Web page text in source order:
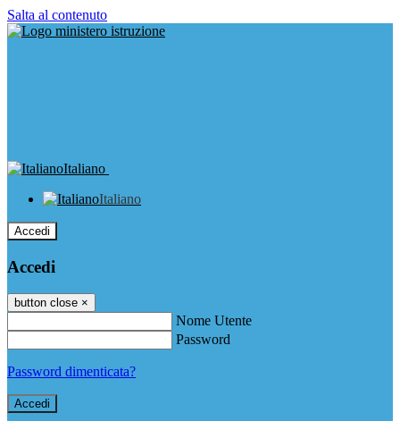
Salta al contenuto
Italiano
Italiano
Accedi
Accedi
button close ×
Nome Utente
Password
Password dimenticata?